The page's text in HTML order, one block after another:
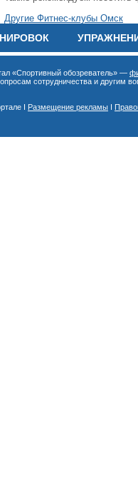
Другие Фитнес-клубы Омск
«Спортивный обозреватель» —
сотрудничества и другим
I Размещение рекламы I